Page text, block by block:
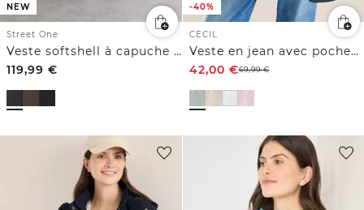
NEW
Street One
Veste softshell à capuche avec détails matelassés
119,99 €
-40%
CECIL
Veste en jean avec poches poitrine et boutons
42,00 €69,99€